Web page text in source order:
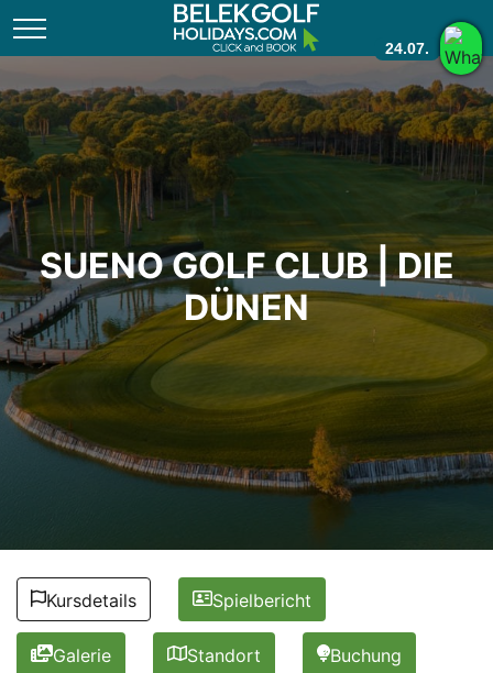
SUENO GOLF CLUB | DIE
DÜNEN
Kursdetails Spielbericht
Galerie Standort Buchung
24.07.